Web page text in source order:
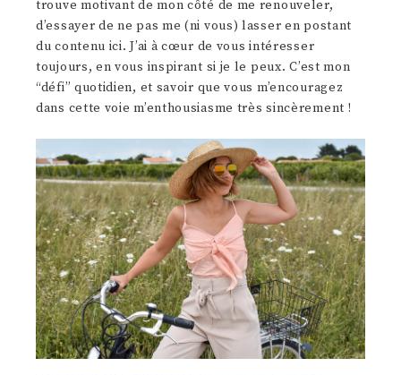
trouve motivant de mon côté de me renouveler,
d’essayer de ne pas me (ni vous) lasser en postant
du contenu ici. J’ai à cœur de vous intéresser
toujours, en vous inspirant si je le peux. C’est mon
“défi” quotidien, et savoir que vous m’encouragez
dans cette voie m’enthousiasme très sincèrement !